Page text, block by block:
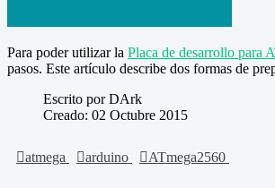
Para poder utilizar la Placa de desarrollo para
pasos. Este artículo describe dos formas de
Escrito por DArk
Creado: 02 Octubre 2015
atmega arduino ATmega2560